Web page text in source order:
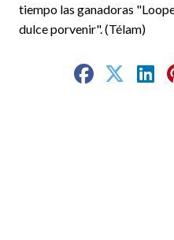
tiempo las ganadoras
dulce porvenir". (Télam)